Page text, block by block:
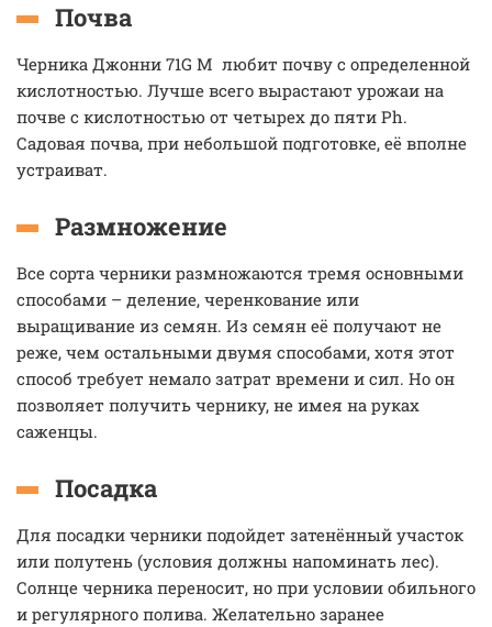
Почва
Черника Джонни 71G М любит почву с определенной
кислотностью. Лучше всего вырастают урожаи на
почве с кислотностью от четырех до пяти Ph.
Садовая почва, при небольшой подготовке, её вполне
устраиват.
Размножение
Все сорта черники размножаются тремя основными
способами – деление, черенкование или
выращивание из семян. Из семян её получают не
реже, чем остальными двумя способами, хотя этот
способ требует немало затрат времени и сил. Но он
позволяет получить чернику, не имея на руках
саженцы.
Посадка
Для посадки черники подойдет затенённый участок
или полутень (условия должны напоминать лес).
Солнце черника переносит, но при условии обильного
и регулярного полива. Желательно заранее